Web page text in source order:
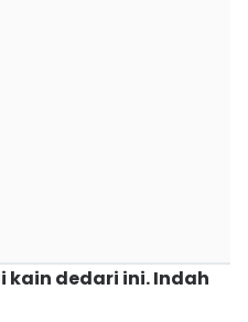
kain dedari ini. Indah